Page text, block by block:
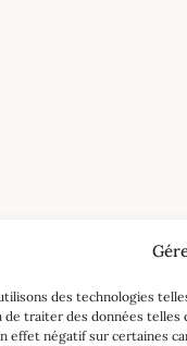
des technologies
traiter des données
effet négatif sur certaines